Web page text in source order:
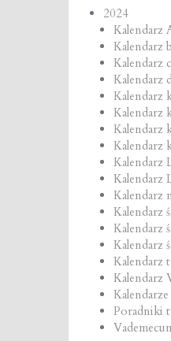
2024
Kalendarz
Kalendarz
Kalendarz
Kalendarz
Kalendarz
Kalendarz
Kalendarz
Kalendarz
Kalendarz
Kalendarz
Kalendarz
Kalendarz
Kalendarz
Kalendarz
Kalendarz
Kalendarz
Poradniki